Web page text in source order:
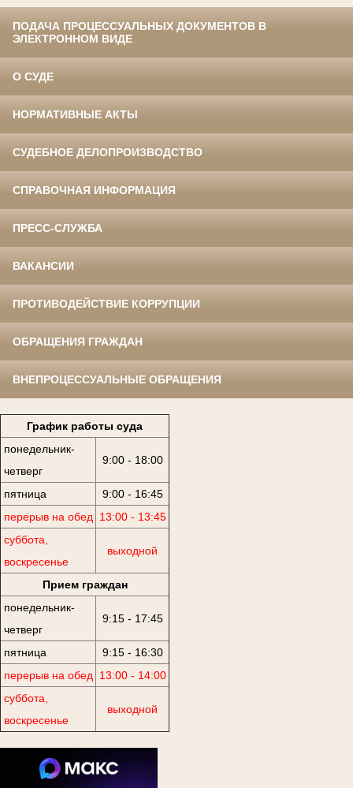
ПОДАЧА ПРОЦЕССУАЛЬНЫХ ДОКУМЕНТОВ В
ЭЛЕКТРОННОМ ВИДЕ
О СУДЕ
НОРМАТИВНЫЕ АКТЫ
СУДЕБНОЕ ДЕЛОПРОИЗВОДСТВО
СПРАВОЧНАЯ ИНФОРМАЦИЯ
ПРЕСС-СЛУЖБА
ВАКАНСИИ
ПРОТИВОДЕЙСТВИЕ КОРРУПЦИИ
ОБРАЩЕНИЯ ГРАЖДАН
ВНЕПРОЦЕССУАЛЬНЫЕ ОБРАЩЕНИЯ
График работы суда
понедельник-
четверг
9:00 - 18:00
пятница
9:00 - 16:45
перерыв на обед
13:00 - 13:45
суббота,
воскресенье
выходной
Прием граждан
понедельник-
четверг
9:15 - 17:45
пятница
9:15 - 16:30
перерыв на обед
13:00 - 14:00
суббота,
воскресенье
выходной